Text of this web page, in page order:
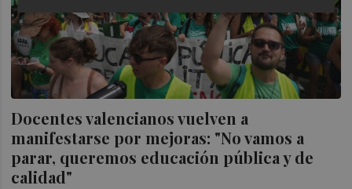
Docentes valencianos vuelven a
manifestarse por mejoras: "No vamos a
parar, queremos educación pública y de
calidad"